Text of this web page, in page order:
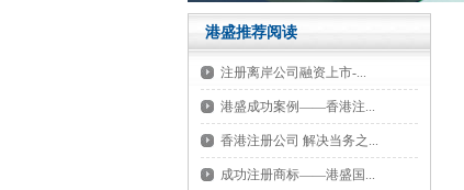
港盛推荐阅读
注册离岸公司融资上市-...
港盛成功案例——香港注...
香港注册公司 解决当务之...
成功注册商标——港盛国...